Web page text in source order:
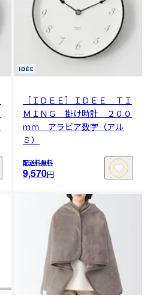
［ＩＤＥＥ］ＩＤＥＥ ＴＩ
ＭＩＮＧ 掛け時計 ２００
ｍｍ アラビア数字（アル
ミ）
配送料無料
9,570円